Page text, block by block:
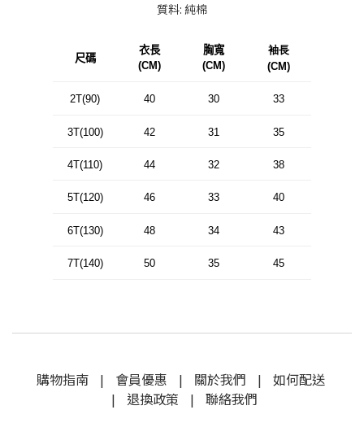
質料: 純棉
尺碼
衣長
(CM)
胸寬
(CM)
袖長
(CM)
2T(90) 40 30 33
3T(100) 42 31 35
4T(110) 44 32 38
5T(120) 46 33 40
6T(130) 48 34 43
7T(140) 50 35 45
購物指南| 會員優惠 | 關於我們 | 如何配送
| 退換政策 | 聯絡我們